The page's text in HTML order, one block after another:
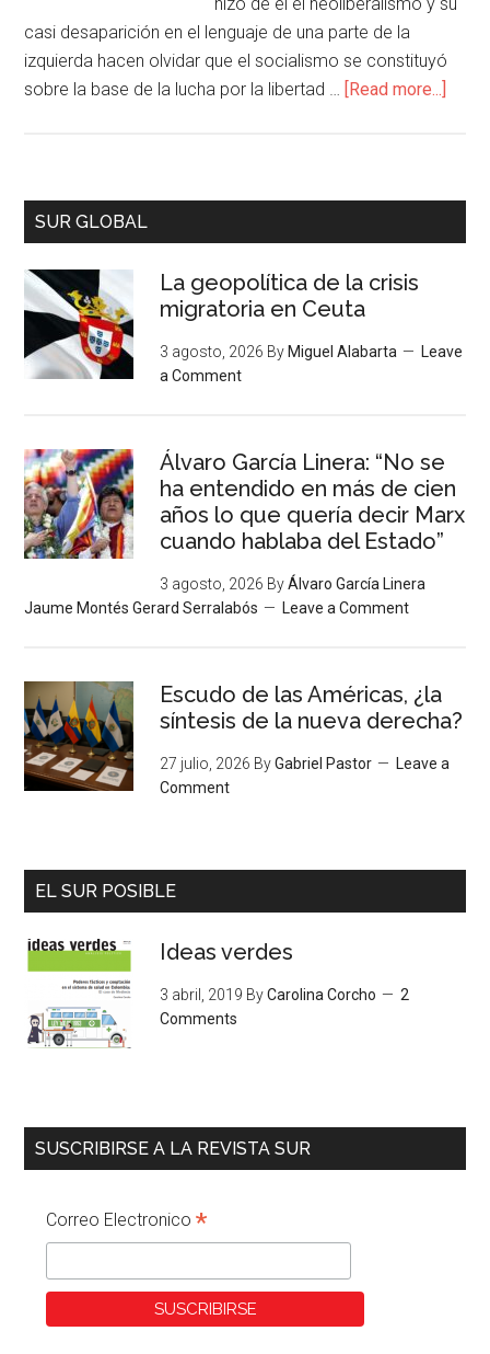
casi desaparición en el lenguaje de una parte de la
izquierda hacen olvidar que el socialismo se constituyó
sobre la base de la lucha por la libertad … [Read more...]
SUR GLOBAL
La geopolítica de la crisis
migratoria en Ceuta
3 agosto, 2026 By Miguel Alabarta
Leave
a Comment
Álvaro García Linera: “No se
ha entendido en más de cien
años lo que quería decir Marx
cuando hablaba del Estado”
3 agosto, 2026 ByÁlvaro García Linera
Jaume Montés Gerard Serralabós
Leave a Comment
Escudo de las Américas, ¿la
síntesis de la nueva derecha?
27 julio, 2026 ByGabriel Pastor
Leave a
Comment
EL SUR POSIBLE
Ideas verdes
3 abril, 2019 ByCarolina Corcho
2
Comments
SUSCRIBIRSE A LA REVISTA SUR
Correo Electronico*